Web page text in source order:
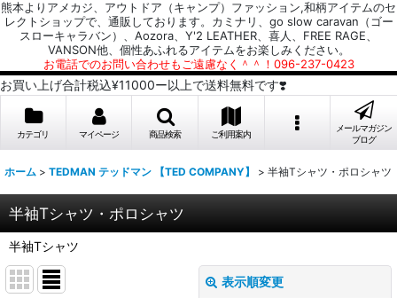
熊本よりアメカジ、アウトドア（キャンプ）ファッション,和柄アイテムのセ
レクトショップで、通販しております。カミナリ、go slow caravan（ゴー
スローキャラバン）、Aozora、Y'2 LEATHER、喜人、FREE RAGE、
VANSON他、個性あふれるアイテムをお楽しみください。
お電話でのお問い合わせもご遠慮なく＾＾！096-237-0423
お買い上げ合計税込¥11000ー以上で送料無料です❣️
カテゴリ マイページ 商品検索 ご利用案内
メールマガジン
ブログ
ホーム > TEDMAN テッドマン 【TED COMPANY】 > 半袖Tシャツ・ポロシャツ
半袖Tシャツ・ポロシャツ
半袖Tシャツ
表示順変更